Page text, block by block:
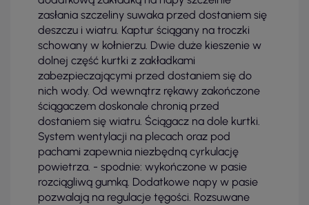
zasłania szczeliny suwaka przed dostaniem się
deszczu i wiatru. Kaptur ściągany na troczki
schowany w kołnierzu. Dwie duże kieszenie w
dolnej część kurtki z zakładkami
zabezpieczającymi przed dostaniem się do
nich wody. Od wewnątrz rękawy zakończone
ściągaczem doskonale chronią przed
dostaniem się wiatru. Ściągacz na dole kurtki.
System wentylacji na plecach oraz pod
pachami zapewnia niezbędną cyrkulację
powietrza. - spodnie: wykończone w pasie
rozciągliwą gumką. Dodatkowe napy w pasie
pozwalają na regulacje tęgości. Rozsuwane